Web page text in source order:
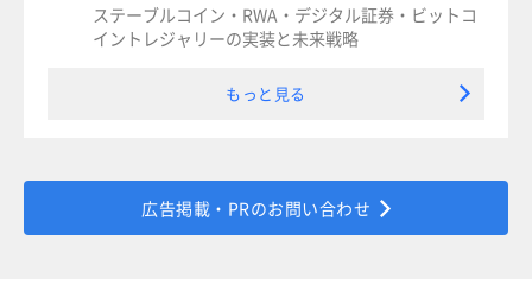
ステーブルコイン・RWA・デジタル証券・ビットコ
イントレジャリーの実装と未来戦略
もっと見る
広告掲載・PRのお問い合わせ